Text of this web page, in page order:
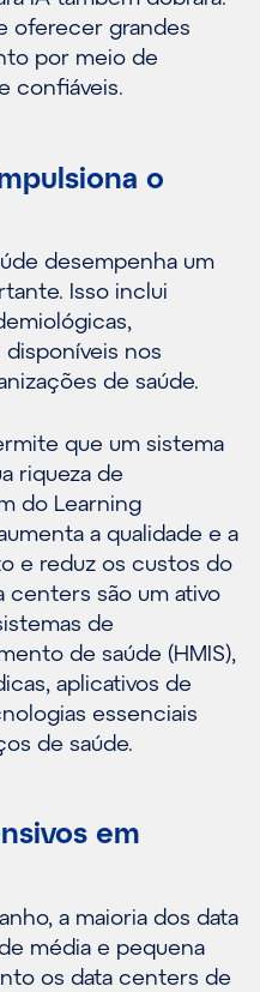
oferecer grandes
por meio de
confiáveis.
o
desempenha um
Isso inclui
nos
de saúde.
que um sistema
riqueza de
do Learning
a qualidade e a
e reduz os custos do
centers são um ativo
de
de saúde (HMIS),
aplicativos de
essenciais
de saúde.
em
a maioria dos data
média e pequena
os data centers de